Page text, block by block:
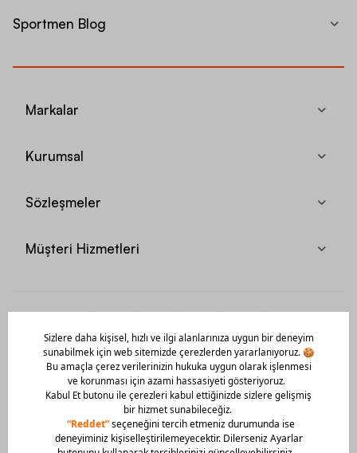
Sportmen Blog
Markalar
Kurumsal
Sözleşmeler
Müşteri Hizmetleri
Mobil Uygulamamızı Hemen İndir!